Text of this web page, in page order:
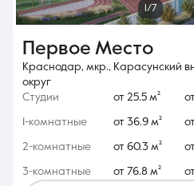
1/7
Первое Место
Краснодар, мкр., Карасунский
округ
Студии
от 25.5 м²
1-комнатные от 36.9 м²
2-комнатные от 60.3 м²
3-комнатные от 76.8 м²